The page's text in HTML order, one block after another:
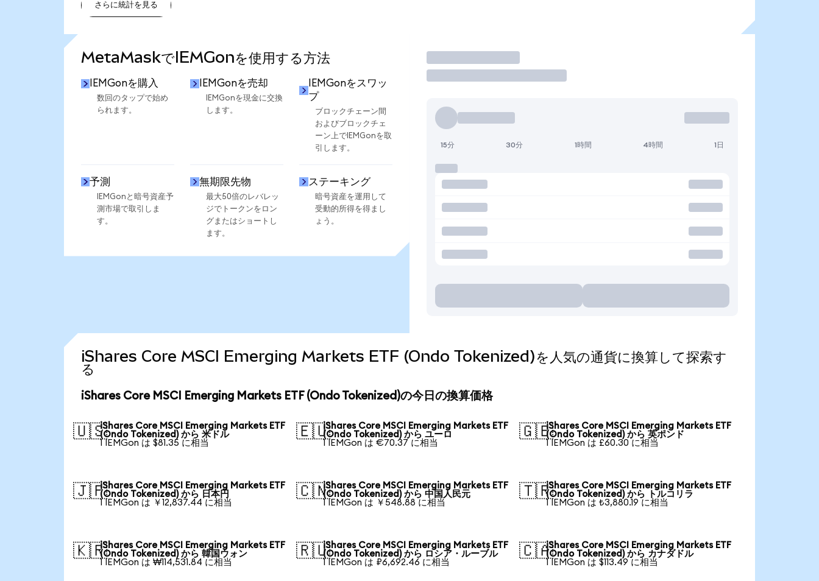
さらに統計を見る
MetaMaskでIEMGonを使用する方法
IEMGonを購入
数回のタップで始め
られます。
IEMGonを売却
IEMGonを現金に交換
します。
IEMGonをスワッ
プ
ブロックチェーン間
およびブロックチェ
ーン上でIEMGonを取
引します。
予測
IEMGonと暗号資産予
測市場で取引しま
す。
無期限先物
最大50倍のレバレッ
ジでトークンをロン
グまたはショートし
ます。
ステーキング
暗号資産を運用して
受動的所得を得まし
ょう。
取引
15分 30分 1時間 4時間 1日
iShares Core MSCI Emerging Markets ETF (Ondo Tokenized)を人気の通貨に換算して探索す
る
iShares Core MSCI Emerging Markets ETF (Ondo Tokenized)の今日の換算価格
🇺🇸iShares Core MSCI Emerging Markets ETF
(Ondo Tokenized) から 米ドル
1 IEMGon は $81.35 に相当
🇪🇺iShares Core MSCI Emerging Markets ETF
(Ondo Tokenized) から ユーロ
1 IEMGon は €70.37 に相当
🇬🇧iShares Core MSCI Emerging Markets ETF
(Ondo Tokenized) から 英ポンド
1 IEMGon は £60.30 に相当
🇯🇵iShares Core MSCI Emerging Markets ETF
(Ondo Tokenized) から 日本円
1 IEMGon は ￥12,837.44 に相当
🇨🇳iShares Core MSCI Emerging Markets ETF
(Ondo Tokenized) から 中国人民元
1 IEMGon は ￥548.88 に相当
🇹🇷iShares Core MSCI Emerging Markets ETF
(Ondo Tokenized) から トルコリラ
1 IEMGon は ₺3,880.19 に相当
🇰🇷iShares Core MSCI Emerging Markets ETF
(Ondo Tokenized) から 韓国ウォン
1 IEMGon は ₩114,531.84 に相当
🇷🇺iShares Core MSCI Emerging Markets ETF
(Ondo Tokenized) から ロシア・ルーブル
1 IEMGon は ₽6,692.46 に相当
🇨🇦iShares Core MSCI Emerging Markets ETF
(Ondo Tokenized) から カナダドル
1 IEMGon は $113.49 に相当